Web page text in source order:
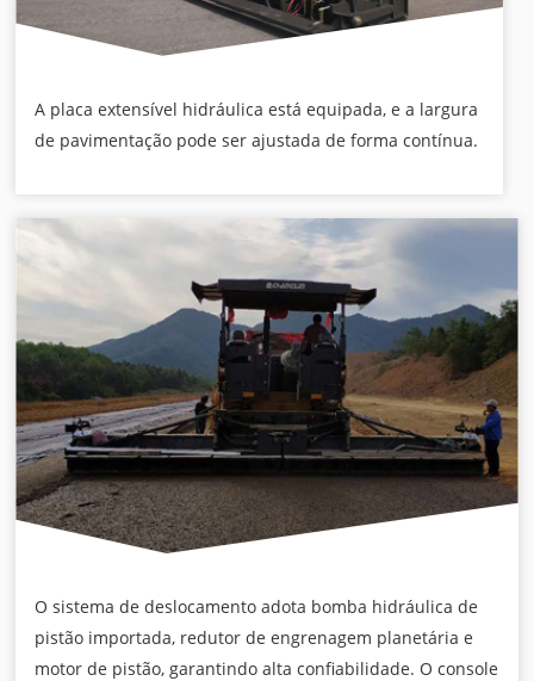
A placa extensível hidráulica está equipada, e a largura
de pavimentação pode ser ajustada de forma contínua.
O sistema de deslocamento adota bomba hidráulica de
pistão importada, redutor de engrenagem planetária e
motor de pistão, garantindo alta confiabilidade. O console